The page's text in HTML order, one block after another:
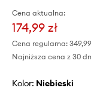
Cena aktualna:
174,99 zł
Cena regularna:
Najniższa cena z 30
Kolor: niebieski